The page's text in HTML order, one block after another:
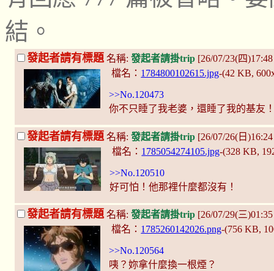
結。
發起者請有標題 名稱: 發起者請掛trip [26/07/23(四
檔名： 1784800102615.jpg-(42 KB,
>>No.120473
你不只睡了我老婆，還睡了我的基友
發起者請有標題 名稱: 發起者請掛trip [26/07/26(日
檔名： 1785054274105.jpg-(328 KB,
>>No.120510
好可怕！他那裡什麼都沒有！
發起者請有標題 名稱: 發起者請掛trip [26/07/29(三
檔名： 1785260142026.png-(756 KB,
>>No.120564
咦？妳拿什麼換一根煙？